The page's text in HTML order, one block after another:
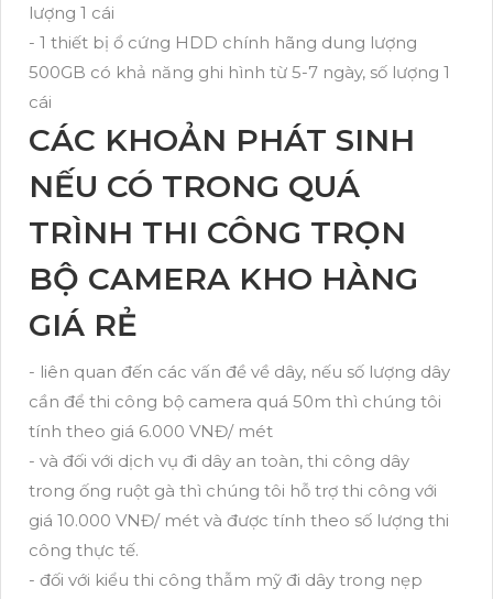
lượng 1 cái
- 1 thiết bị ổ cứng HDD chính hãng dung lượng
500GB có khả năng ghi hình từ 5-7 ngày, số lượng 1
cái
CÁC KHOẢN PHÁT SINH
NẾU CÓ TRONG QUÁ
TRÌNH THI CÔNG TRỌN
BỘ CAMERA KHO HÀNG
GIÁ RẺ
- liên quan đến các vấn đề về dây, nếu số lượng dây
cần để thi công bộ camera quá 50m thì chúng tôi
tính theo giá 6.000 VNĐ/ mét
- và đối với dịch vụ đi dây an toàn, thi công dây
trong ống ruột gà thì chúng tôi hỗ trợ thi công với
giá 10.000 VNĐ/ mét và được tính theo số lượng thi
công thực tế.
- đối với kiểu thi công thẫm mỹ đi dây trong nẹp